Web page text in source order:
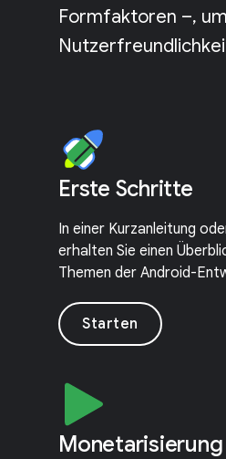
Formfaktoren –,
Erste Schritte
In einer Kurzanleitung
erhalten Sie einen
Themen der Android-
Starten
Monetarisierung